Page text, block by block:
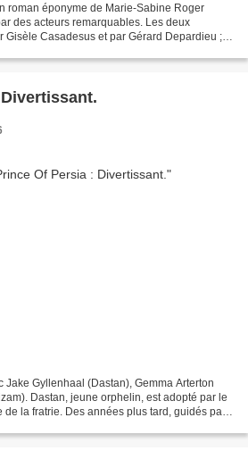
roman éponyme de Marie-Sabine Roger
des acteurs remarquables. Les deux
Casadesus et par Gérard Depardieu ; le
Jake Gyllenhaal (Dastan), Gemma Arterton
Dastan, jeune orphelin, est adopté par le
de la fratrie. Des années plus tard, guidés par